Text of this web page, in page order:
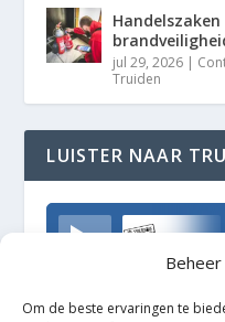
Om de beste ervaringen te
jul 29, 2026 |
Truiden
LUISTER NAAR